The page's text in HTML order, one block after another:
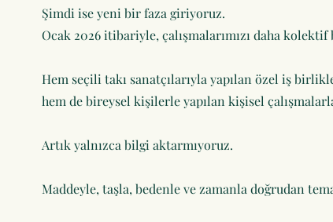
Şimdi ise yeni bir faza giriyoruz.
Ocak 2026 itibariyle, çalışmalarımızı daha kolektif
Hem seçili takı sanatçılarıyla yapılan özel iş
hem de bireysel kişilerle yapılan kişisel
Artık yalnızca bilgi aktarmıyoruz.
Maddeyle, taşla, bedenle ve zamanla doğrudan